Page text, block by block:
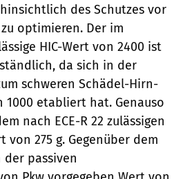
des Schutzes vor
optimieren. Der im
HIC-Wert von 2400 ist
da sich in der
schweren Schädel-Hirn-
1000 etabliert hat. Genauso
nach ECE-R 22 zulässigen
von 275 g. Gegenüber dem
der passiven